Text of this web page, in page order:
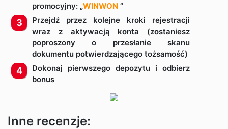
promocyjny: „WINWON ”
Przejdź przez kolejne kroki rejestracji
wraz z aktywacją konta (zostaniesz
poproszony o przesłanie skanu
dokumentu potwierdzającego tożsamość)
Dokonaj pierwszego depozytu i odbierz
bonus
Inne recenzje: